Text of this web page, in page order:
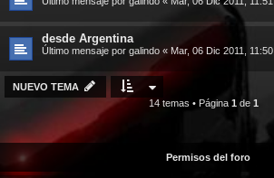
desde Argentina
Último mensaje por galindo « Mar, 06 Dic 2011, 11:50
NUEVO TEMA
14 temas • Página 1de 1
Permisos del foro